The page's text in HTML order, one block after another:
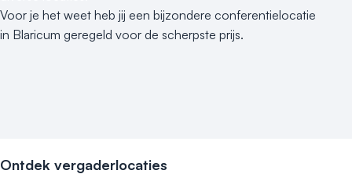
Voor je het weet heb jij een bijzondere conferentielocatie
in Blaricum geregeld voor de scherpste prijs.
Ontdek vergaderlocaties